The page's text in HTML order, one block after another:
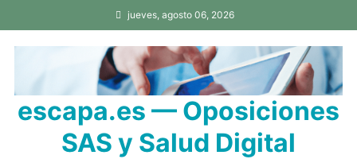
al
contenido
jueves, agosto 06, 2026
escapa.es — Oposiciones
SAS y Salud Digital